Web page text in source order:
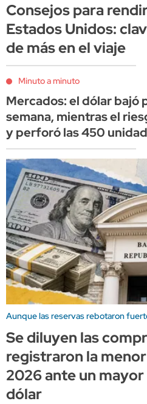
Consejos para
Estados Unidos:
de más en el viaje
Minuto a minuto
Mercados: el dólar bajó
semana, mientras el
y perforó las 450
Aunque las reservas rebotaron
Se diluyen las
registraron la
2026 ante un
dólar